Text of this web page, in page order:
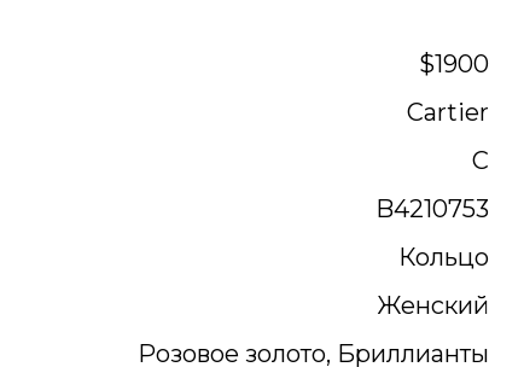
$1900
Cartier
C
B4210753
Кольцо
Женский
Розовое золото, Бриллианты